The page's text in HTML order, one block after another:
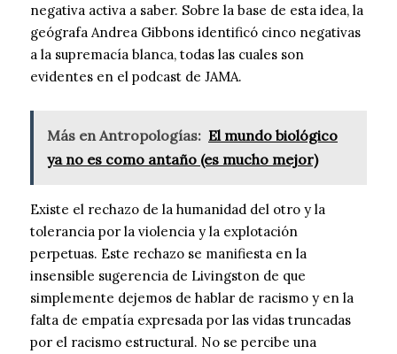
negativa activa a saber. Sobre la base de esta idea, la
geógrafa Andrea Gibbons identificó cinco negativas
a la supremacía blanca, todas las cuales son
evidentes en el podcast de JAMA.
Más en Antropologías: El mundo biológico
ya no es como antaño (es mucho mejor)
Existe el rechazo de la humanidad del otro y la
tolerancia por la violencia y la explotación
perpetuas. Este rechazo se manifiesta en la
insensible sugerencia de Livingston de que
simplemente dejemos de hablar de racismo y en la
falta de empatía expresada por las vidas truncadas
por el racismo estructural. No se percibe una